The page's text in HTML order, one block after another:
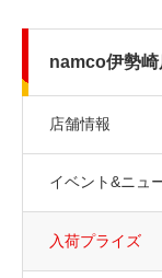
namco伊勢崎
店舗情報
イベント&ニュ
入荷プライズ